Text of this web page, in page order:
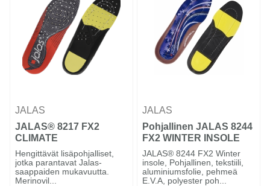
JALAS
JALAS® 8217 FX2
CLIMATE
Hengittävät lisäpohjalliset,
jotka parantavat Jalas-
saappaiden mukavuutta.
Merinovil...
JALAS
Pohjallinen JALAS 8244
FX2 WINTER INSOLE
JALAS® 8244 FX2 Winter
insole, Pohjallinen, tekstiili,
aluminiumsfolie, pehmeä
E.V.A, polyester poh...